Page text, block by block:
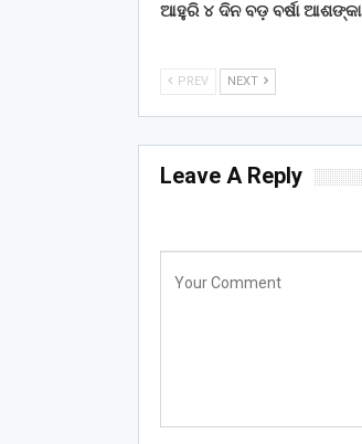
ଆହୁରି ୪ ଦିନ ବଡ଼ ବର୍ଷା ଆଶଙ୍କା
PREV NEXT
Leave A Reply